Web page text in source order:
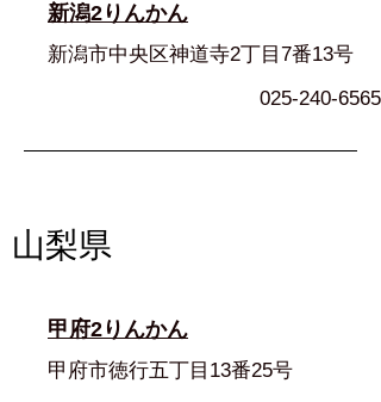
新潟2りんかん
新潟市中央区神道寺2丁目7番13号
025-240-6565
山梨県
甲府2りんかん
甲府市徳行五丁目13番25号